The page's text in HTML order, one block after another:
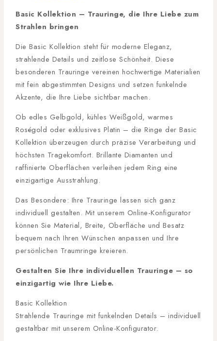
Basic Kollektion – Trauringe, die Ihre Liebe zum
Strahlen bringen
Die Basic Kollektion steht für moderne Eleganz,
strahlende Details und zeitlose Schönheit. Diese
besonderen Trauringe vereinen hochwertige Materialien
mit fein abgestimmten Designs und setzen funkelnde
Akzente, die Ihre Liebe sichtbar machen.
Ob edles Gelbgold, kühles Weißgold, warmes
Roségold oder exklusives Platin – die Ringe der Basic
Kollektion überzeugen durch präzise Verarbeitung und
höchsten Tragekomfort. Brillante Diamanten und
raffinierte Oberflächen verleihen jedem Ring eine
einzigartige Ausstrahlung.
Das Besondere: Ihre Trauringe lassen sich ganz
individuell gestalten. Mit unserem Online-Konfigurator
können Sie Material, Breite, Oberfläche und Besatz
bequem nach Ihren Wünschen anpassen und Ihre
persönlichen Traumringe kreieren.
Gestalten Sie Ihre individuellen Trauringe – so
einzigartig wie Ihre Liebe.
Basic Kollektion
Strahlende Trauringe mit funkelnden Details – individuell
gestaltbar mit unserem Online-Konfigurator.